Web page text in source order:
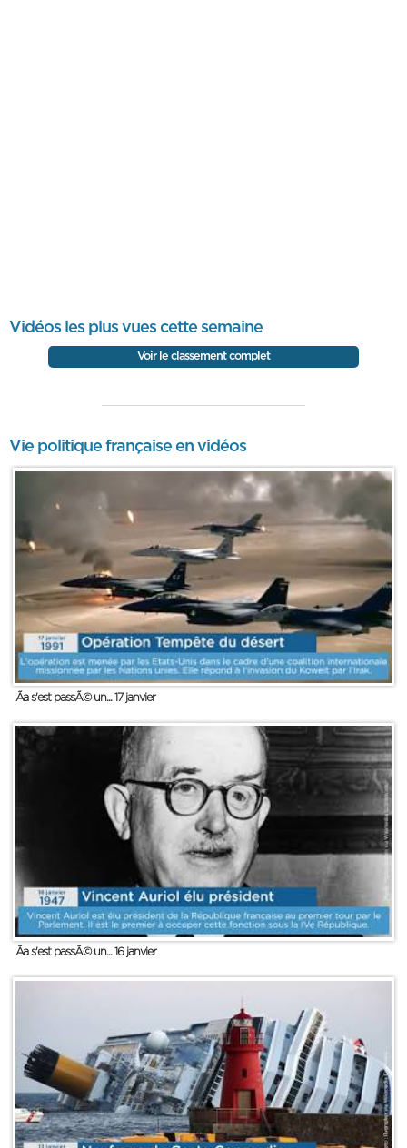
Vidéos les plus vues cette semaine
Voir le classement complet
Vie politique française en vidéos
Ãa s'est passÃ© un... 17 janvier
Ãa s'est passÃ© un... 16 janvier